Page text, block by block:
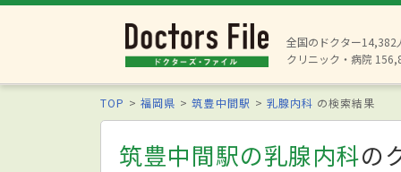
全国のドクター14,382
クリニック・病院
TOP 福岡県 筑豊中間駅 乳腺内科 の検索結果
筑豊中間駅の乳腺内科の